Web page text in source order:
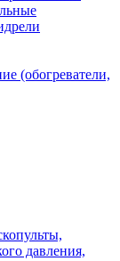
(обогреватели,
давления,